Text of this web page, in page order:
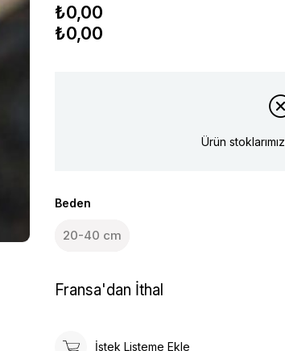
₺0,00
₺0,00
Ürün
Beden
20-40 cm
Fransa'dan İthal
İstek Listeme Ekle